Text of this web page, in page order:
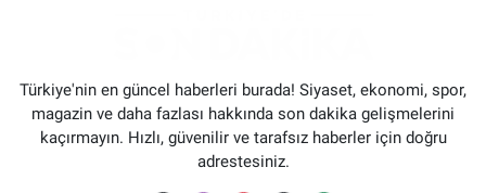
Türkiye'nin en güncel haberleri burada! Siyaset, ekonomi, spor,
magazin ve daha fazlası hakkında son dakika gelişmelerini
kaçırmayın. Hızlı, güvenilir ve tarafsız haberler için doğru
adrestesiniz.